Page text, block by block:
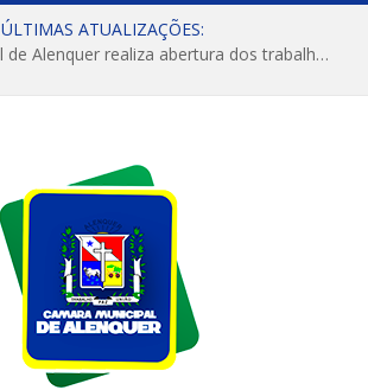
ÚLTIMAS ATUALIZAÇÕES:
Câmara Municipal de Alenquer realiza abertura dos trabalhos do 4º Período Legislativo